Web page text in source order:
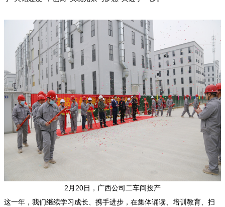
2月20日，广西公司二车间投产
这一年，我们继续学习成长、携手进步，在集体诵读、培训教育、扫